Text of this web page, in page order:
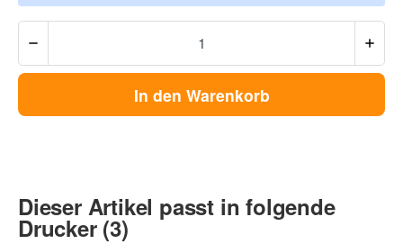
In den Warenkorb
Dieser Artikel passt in folgende
Drucker (3)